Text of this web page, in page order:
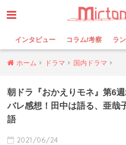
インタビュー コラム/考察 ラ
ホーム ドラマ 国内ドラマ
朝ドラ『おかえりモネ』第6
バレ感想！田中は語る、亜哉
語
2021/06/24